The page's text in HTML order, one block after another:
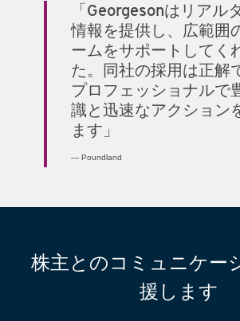
「Georgesonはリアル
情報を提供し、広範囲
ームをサポートしてく
た。同社の採用は正解
プロフェッショナルで
識と迅速なアクション
ます」
Poundland
株主とのコミュニケー
援します